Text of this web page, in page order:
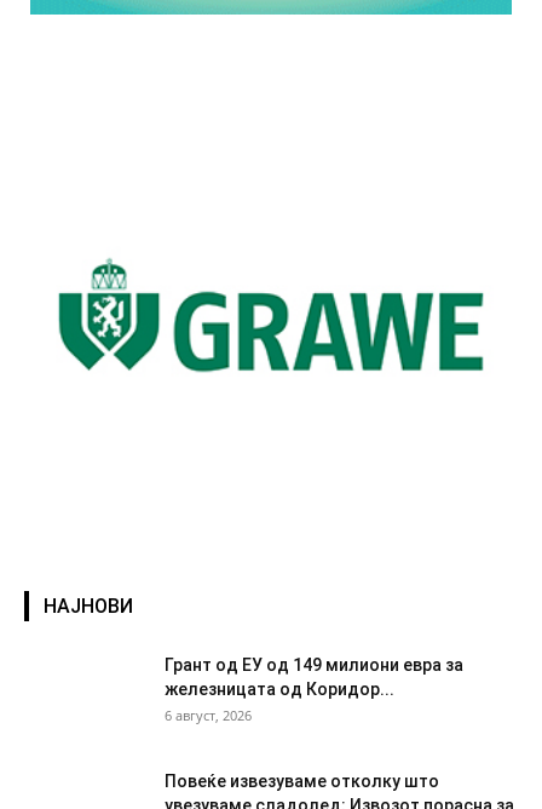
НАЈНОВИ
Грант од ЕУ од 149 милиони евра за
железницата од Коридор...
6 август, 2026
Повеќе извезуваме отколку што
увезуваме сладолед: Извозот порасна за